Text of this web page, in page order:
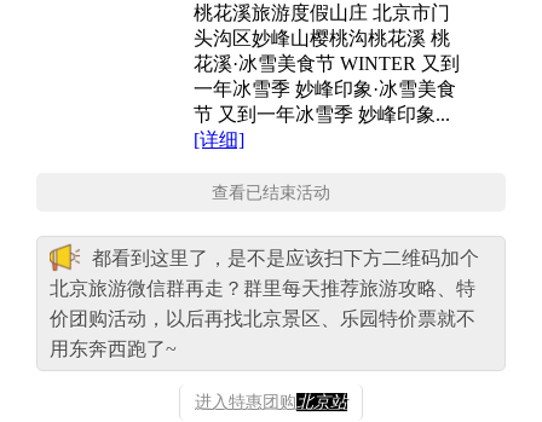
桃花溪旅游度假山庄 北京市门
头沟区妙峰山樱桃沟桃花溪 桃
花溪·冰雪美食节 WINTER 又到
一年冰雪季 妙峰印象·冰雪美食
节 又到一年冰雪季 妙峰印象...
[详细]
查看已结束活动
都看到这里了，是不是应该扫下方二维码加个
北京旅游微信群再走？群里每天推荐旅游攻略、特
价团购活动，以后再找北京景区、乐园特价票就不
用东奔西跑了~
进入特惠团购 北京站